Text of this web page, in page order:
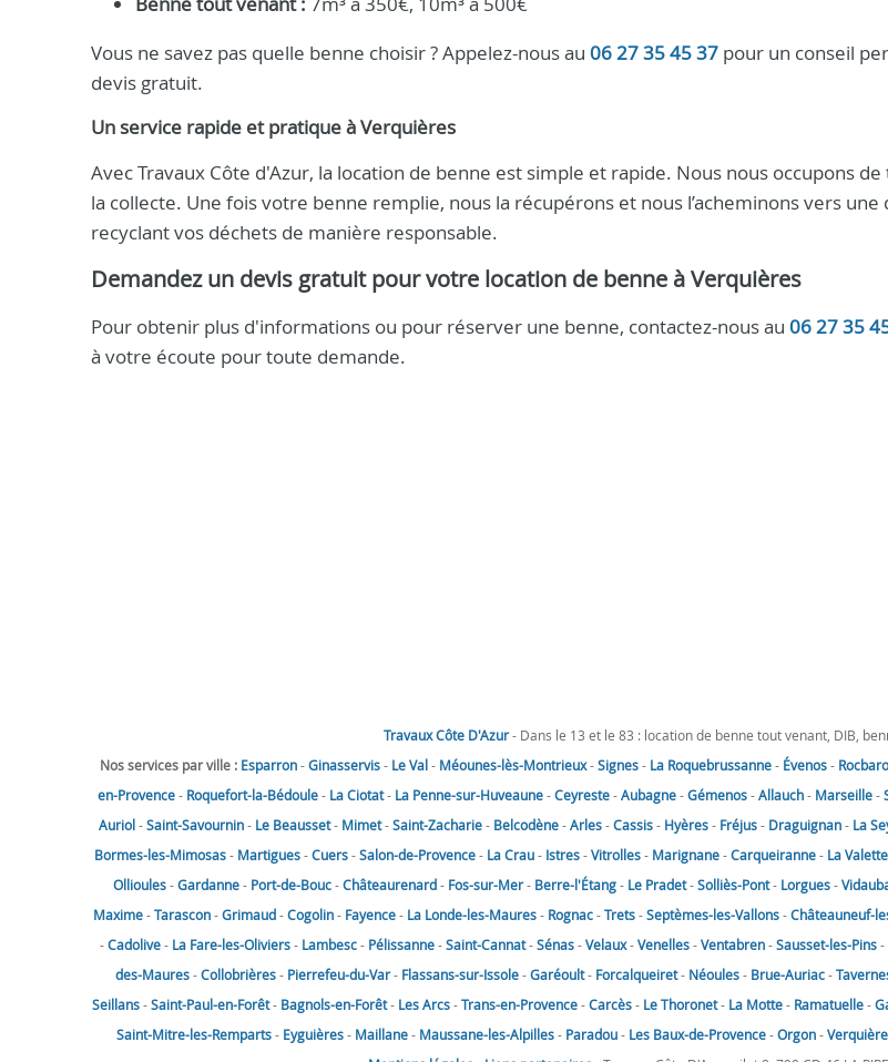
Vous ne savez pas quelle benne choisir ? Appelez-nous au 06 27 35 45 37 pour un conseil
devis gratuit.
Un service rapide et pratique à Verquières
Avec Travaux Côte d'Azur, la location de benne est simple et rapide. Nous nous occupons
la collecte. Une fois votre benne remplie, nous la récupérons et nous l’acheminons vers une
recyclant vos déchets de manière responsable.
Demandez un devis gratuit pour votre location de benne à Verquières
Pour obtenir plus d'informations ou pour réserver une benne, contactez-nous au 06 27 35
à votre écoute pour toute demande.
Travaux Côte D'Azur- Dans le 13 et le 83 : location de benne tout venant, DIB,
Nos services par ville : Esparron-Ginasservis- Le Val- Méounes-lès-Montrieux-Signes- La Roquebrussanne- Évenos-
en-Provence- Roquefort-la-Bédoule- La Ciotat- La Penne-sur-Huveaune-Ceyreste-Aubagne-Gémenos-Allauch- Marseille-
Auriol-Saint-Savournin- Le Beausset- Mimet-Saint-Zacharie- Belcodène-Arles-Cassis- Hyères- Fréjus- Draguignan- La
Bormes-les-Mimosas- Martigues-Cuers-Salon-de-Provence- La Crau- Istres-Vitrolles- Marignane-Carqueiranne- La
Ollioules-Gardanne- Port-de-Bouc-Châteaurenard- Fos-sur-Mer- Berre-l'Étang- Le Pradet-Solliès-Pont- Lorgues-
Maxime-Tarascon-Grimaud-Cogolin- Fayence- La Londe-les-Maures- Rognac-Trets-Septèmes-les-Vallons-Châteauneuf-
-Cadolive- La Fare-les-Oliviers- Lambesc- Pélissanne-Saint-Cannat-Sénas-Velaux-Venelles-Ventabren-Sausset-les-Pins-
des-Maures-Collobrières- Pierrefeu-du-Var- Flassans-sur-Issole-Garéoult- Forcalqueiret- Néoules- Brue-Auriac-
Seillans-Saint-Paul-en-Forêt- Bagnols-en-Forêt- Les Arcs-Trans-en-Provence-Carcès- Le Thoronet- La Motte- Ramatuelle-
Saint-Mitre-les-Remparts- Eyguières- Maillane- Maussane-les-Alpilles- Paradou- Les Baux-de-Provence-Orgon-